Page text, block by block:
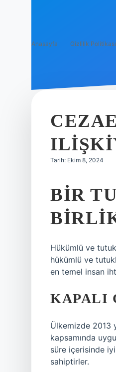
Anasayfa Gizlilik Politikası
Tarih: Ekim 8, 2024
BIR
Hükümlü ve
hükümlü ve
en temel insan
KAPALI
Ülkemizde 2013
kapsamında
süre içerisinde
sahiptirler.